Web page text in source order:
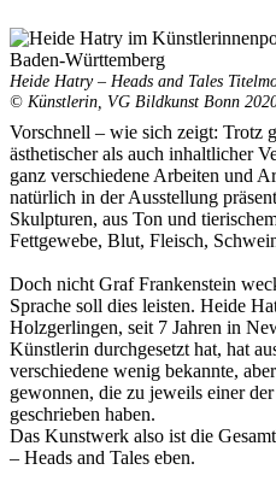
Harald Schwiers
Heide Hatry – Heads and Tales
© Künstlerin, VG Bildkunst Bonn
Vorschnell – wie sich zeigt: Trotz
ästhetischer als auch inhaltlicher
ganz verschiedene Arbeiten und
natürlich in der Ausstellung
Skulpturen, aus Ton und
Fettgewebe, Blut, Fleisch,
Doch nicht Graf Frankenstein
Sprache soll dies leisten. Heide
Holzgerlingen, seit 7 Jahren in
Künstlerin durchgesetzt hat, hat
verschiedene wenig bekannte,
gewonnen, die zu jeweils einer
geschrieben haben.
Das Kunstwerk also ist die
– Heads and Tales eben.